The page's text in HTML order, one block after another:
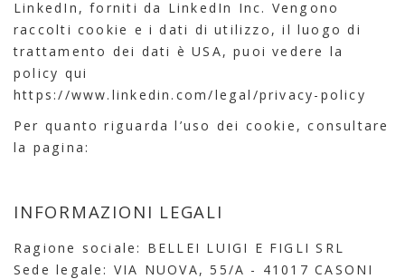
LinkedIn, forniti da LinkedIn Inc. Vengono
raccolti cookie e i dati di utilizzo, il luogo di
trattamento dei dati è USA, puoi vedere la
policy qui
https://www.linkedin.com/legal/privacy-policy
Per quanto riguarda l’uso dei cookie, consultare
la pagina:
INFORMAZIONI LEGALI
Ragione sociale: BELLEI LUIGI E FIGLI SRL
Sede legale: VIA NUOVA, 55/A - 41017 CASONI